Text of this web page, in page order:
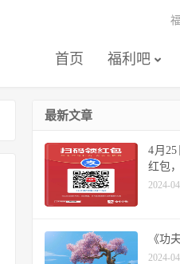
首页 福利吧
最新文章
4月
红包
2024-
《功
2024-